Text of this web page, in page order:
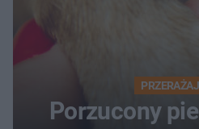
Porzucony